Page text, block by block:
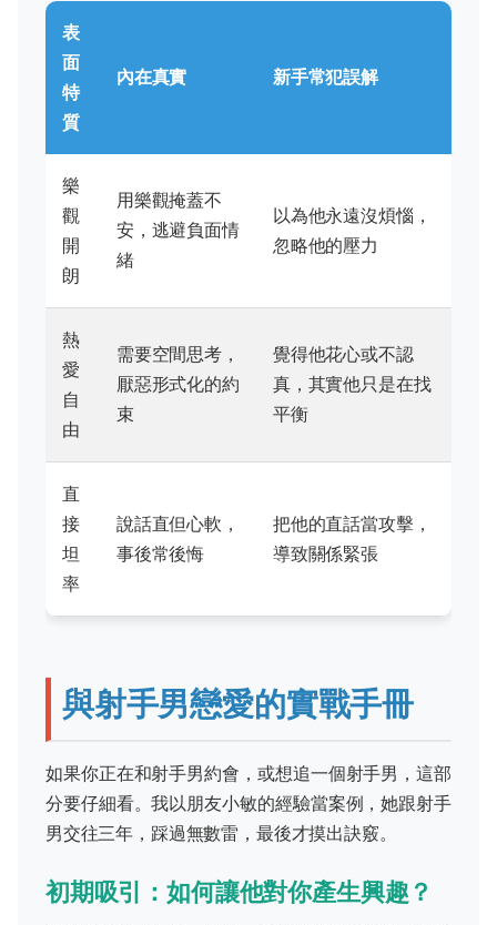
表
面
特
質
內在真實 新手常犯誤解
樂
觀
開
朗
用樂觀掩蓋不
安，逃避負面情
緒
以為他永遠沒煩惱，
忽略他的壓力
熱
愛
自
由
需要空間思考，
厭惡形式化的約
束
覺得他花心或不認
真，其實他只是在找
平衡
直
接
坦
率
說話直但心軟，
事後常後悔
把他的直話當攻擊，
導致關係緊張
與射手男戀愛的實戰手冊
如果你正在和射手男約會，或想追一個射手男，這部
分要仔細看。我以朋友小敏的經驗當案例，她跟射手
男交往三年，踩過無數雷，最後才摸出訣竅。
初期吸引：如何讓他對你產生興趣？